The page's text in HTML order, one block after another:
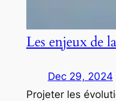
Les enjeux de
Dec 29, 2024
Projeter les